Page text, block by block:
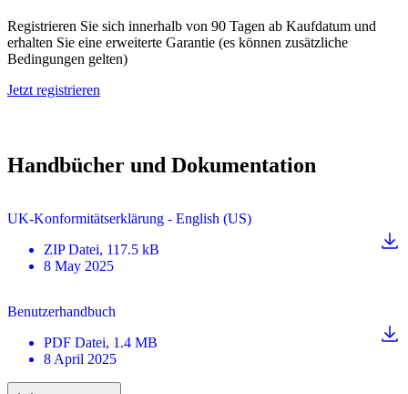
Registrieren Sie sich innerhalb von 90 Tagen ab Kaufdatum und
erhalten Sie eine erweiterte Garantie (es können zusätzliche
Bedingungen gelten)
Jetzt registrieren
Handbücher und Dokumentation
UK-Konformitätserklärung - English (US)
ZIP Datei, 117.5 kB
8 May 2025
Benutzerhandbuch
PDF Datei, 1.4 MB
8 April 2025